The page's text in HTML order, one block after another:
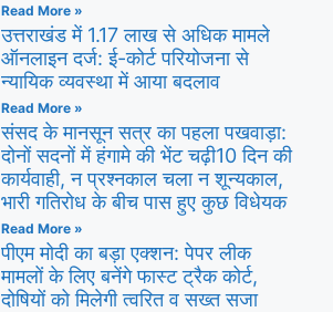
Read More »
उत्तराखंड में 1.17 लाख से अधिक मामले
ऑनलाइन दर्ज: ई-कोर्ट परियोजना से
न्यायिक व्यवस्था में आया बदलाव
Read More »
संसद के मानसून सत्र का पहला पखवाड़ा:
दोनों सदनों में हंगामे की भेंट चढ़ी10 दिन की
कार्यवाही, न प्रश्नकाल चला न शून्यकाल,
भारी गतिरोध के बीच पास हुए कुछ विधेयक
Read More »
पीएम मोदी का बड़ा एक्शन: पेपर लीक
मामलों के लिए बनेंगे फास्ट ट्रैक कोर्ट,
दोषियों को मिलेगी त्वरित व सख्त सजा